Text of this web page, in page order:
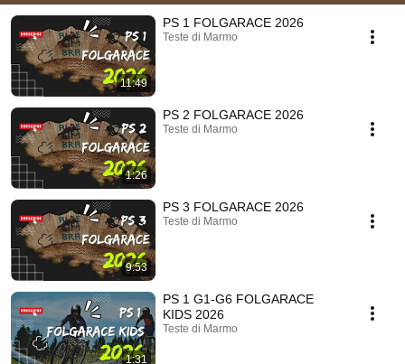
11:49
PS 1 FOLGARACE 2026
Teste di Marmo
1:26
PS 2 FOLGARACE 2026
Teste di Marmo
9:53
PS 3 FOLGARACE 2026
Teste di Marmo
1:31
PS 1 G1-G6 FOLGARACE
KIDS 2026
Teste di Marmo